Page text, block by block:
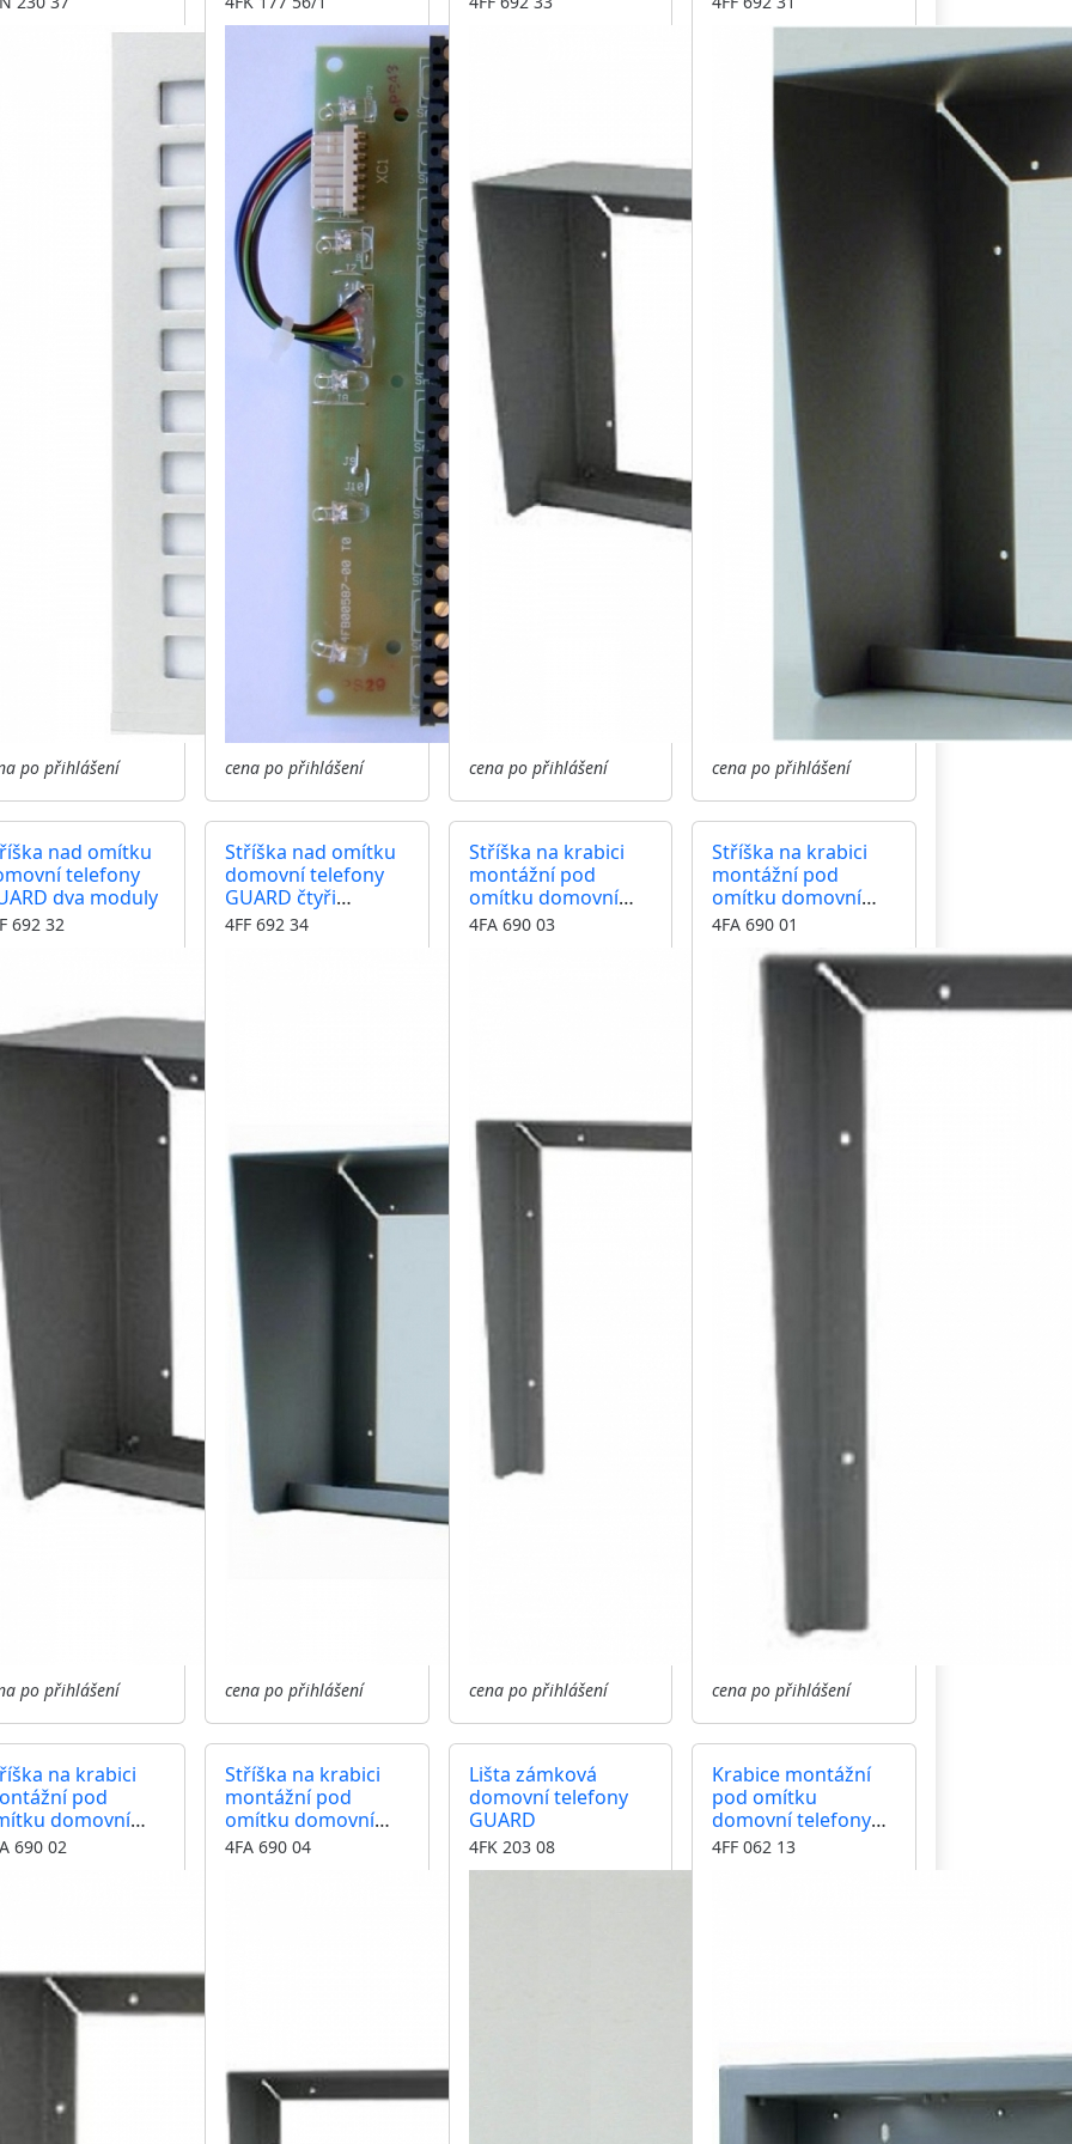
po přihlášení
svorkovnice
cena po přihlášení cena po přihlášení cena po přihlášení
nad omítku
telefony
dva moduly
692 32
po přihlášení
Stříška nad omítku
domovní telefony
GUARD čtyři
moduly
4FF 692 34
cena po přihlášení
Stříška na krabici
montážní pod
omítku domovní
telefony GUARD tři
4FA 690 03
cena po přihlášení
Stříška na krabici
montážní pod
omítku domovní
telefony GUARD
4FA 690 01
cena po přihlášení
na krabici
pod
domovní
GUARD dva
690 02
Stříška na krabici
montážní pod
omítku domovní
telefony GUARD
4FA 690 04
Lišta zámková
domovní telefony
GUARD
4FK 203 08
Krabice montážní
pod omítku
domovní telefony
GUARD tři moduly
4FF 062 13